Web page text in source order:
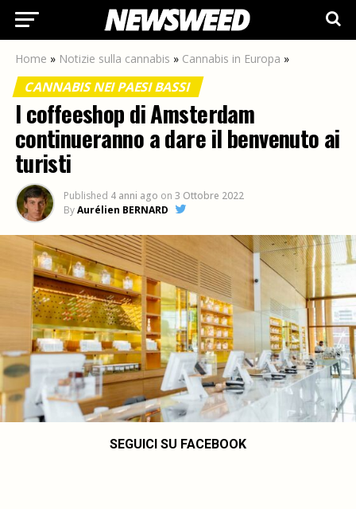
Home » Notizie sulla cannabis » Cannabis in Europa »
CANNABIS NEI PAESI BASSI
I coffeeshop di Amsterdam
continueranno a dare il benvenuto ai
turisti
Published 4 anni ago on 3 Ottobre 2022
ByAurélien BERNARD
SEGUICI SU FACEBOOK